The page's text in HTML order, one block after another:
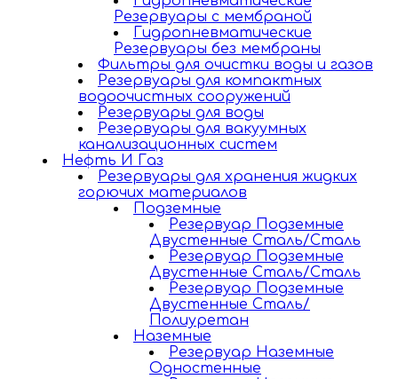
Резервуары c мембраной
Гидропневматические
Резервуары без мембраны
Фильтры для очистки воды и газов
Резервуары для компактных
водоочистных сооружений
Резервуары для воды
Резервуары для вакуумных
канализационных систем
Нефть И Газ
Резервуары для хранения жидких
горючих материалов
Подземные
Резервуар Подземные
Двустенные Сталь/Сталь
Резервуар Подземные
Двустенные Сталь/Сталь
Резервуар Подземные
Двустенные Сталь/
Полиуретан
Наземные
Резервуар Наземные
Одностенные